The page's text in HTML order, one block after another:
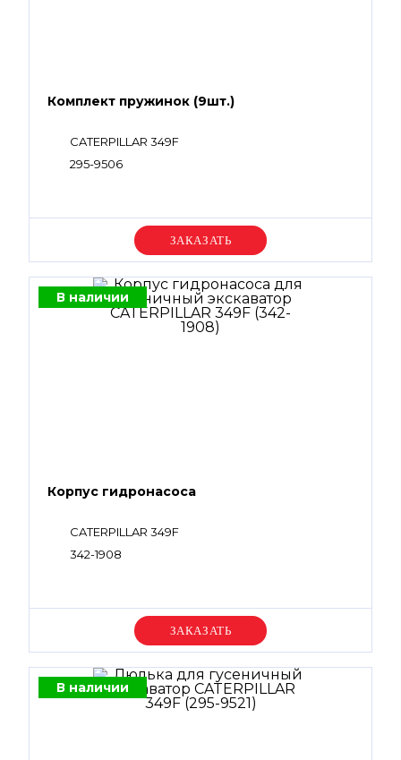
Комплект пружинок (9шт.)
CATERPILLAR 349F
295-9506
Уточняйте цену
В наличии
Корпус гидронасоса
CATERPILLAR 349F
342-1908
Уточняйте цену
В наличии